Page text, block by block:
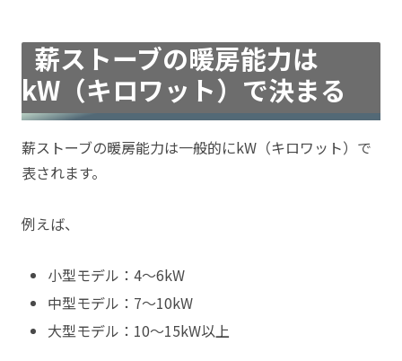
薪ストーブの暖房能力は
kW（キロワット）で決まる
薪ストーブの暖房能力は一般的にkW（キロワット）で
表されます。
例えば、
小型モデル：4〜6kW
中型モデル：7〜10kW
大型モデル：10〜15kW以上